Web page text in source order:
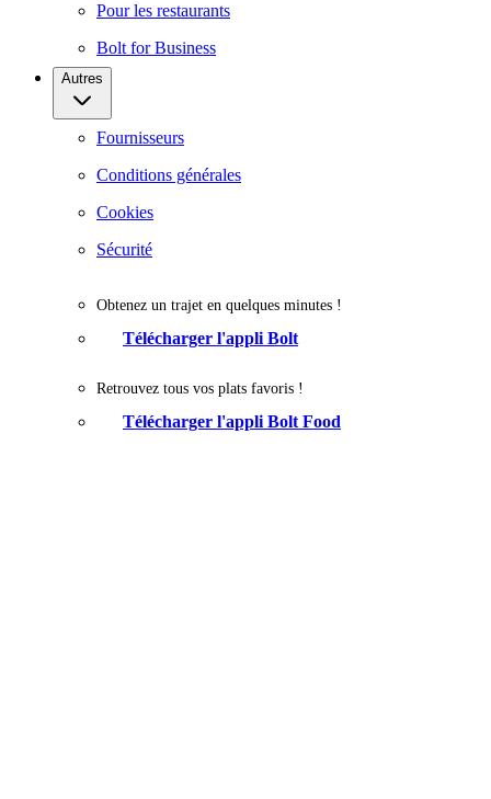
Pour les restaurants
Bolt for Business
Autres
Fournisseurs
Conditions générales
Cookies
Sécurité
Obtenez un trajet en quelques minutes !
Télécharger l'appli Bolt
Retrouvez tous vos plats favoris !
Télécharger l'appli Bolt Food